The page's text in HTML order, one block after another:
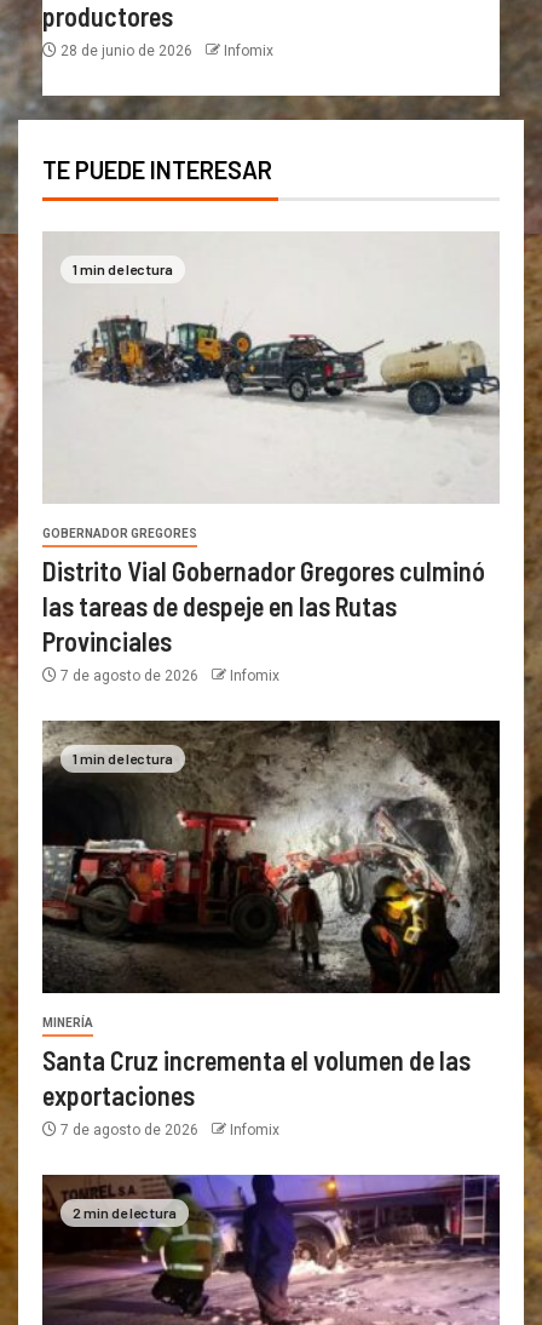
productores
28 de junio de 2026 Infomix
TE PUEDE INTERESAR
1 min de lectura
GOBERNADOR GREGORES
Distrito Vial Gobernador Gregores culminó
las tareas de despeje en las Rutas
Provinciales
7 de agosto de 2026 Infomix
1 min de lectura
MINERÍA
Santa Cruz incrementa el volumen de las
exportaciones
7 de agosto de 2026 Infomix
2 min de lectura